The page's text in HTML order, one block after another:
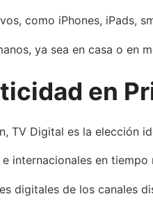
como iPhones, iPads,
ya sea en casa o en
en
TV Digital es la elección
en
digitales de los canales